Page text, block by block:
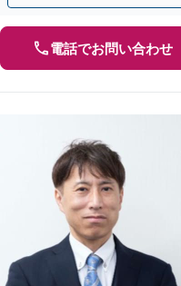
電話でお問い合わせ